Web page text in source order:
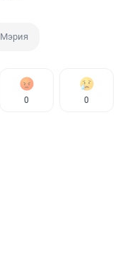
Мэрия
0 0